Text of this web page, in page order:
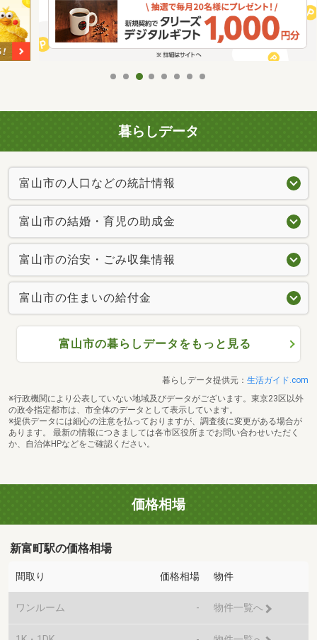
暮らしデータ
富山市の人口などの統計情報
富山市の結婚・育児の助成金
富山市の治安・ごみ収集情報
富山市の住まいの給付金
富山市の暮らしデータをもっと見る
暮らしデータ提供元： 生活ガイド.com
※行政機関により公表していない地域及びデータがございます。東京23区以外
の政令指定都市は、市全体のデータとして表示しています。
※提供データには細心の注意を払っておりますが、調査後に変更がある場合が
あります。 最新の情報につきましては各市区役所までお問い合わせいただく
か、自治体HPなどをご確認ください。
価格相場
新富町駅の価格相場
間取り 価格相場 物件
ワンルーム - 物件一覧へ